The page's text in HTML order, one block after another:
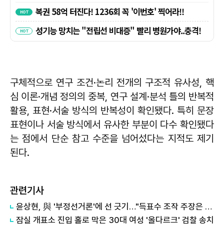
구체적으로 연구 조건·논리 전개의 구조적 유사성, 핵
심 이론·개념 정의의 중복, 연구 설계·분석 틀의 반복적
활용, 표현·서술 방식의 반복성이 확인됐다. 특히 문장
표현이나 서술 방식에서 유사한 부분이 다수 확인됐다
는 점에서 단순 참고 수준을 넘어섰다는 지적도 제기
된다.
관련기사
윤상현, 與 '부정선거론'에 선 긋기…"득표수 조작 주장은 선동"
잠실 개표소 진입 홀로 막은 30대 여성 '올다르크' 검찰 송치